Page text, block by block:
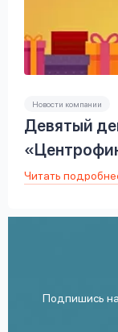
Новости компании
Девятый
Читать
Подпишись